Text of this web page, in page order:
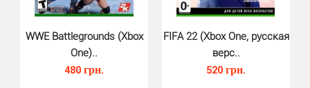
WWE Battlegrounds (Xbox
One)..
480 грн.
FIFA 22 (Xbox One, русская
верс..
520 грн.